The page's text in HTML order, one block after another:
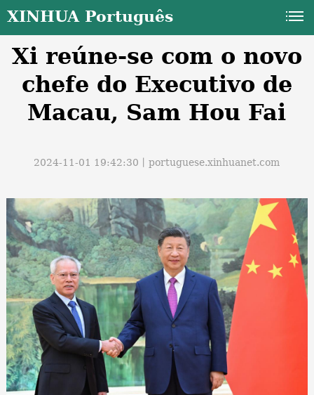
XINHUA Português
Xi reúne-se com o novo
chefe do Executivo de
Macau, Sam Hou Fai
2024-11-01 19:42:30丨portuguese.xinhuanet.com